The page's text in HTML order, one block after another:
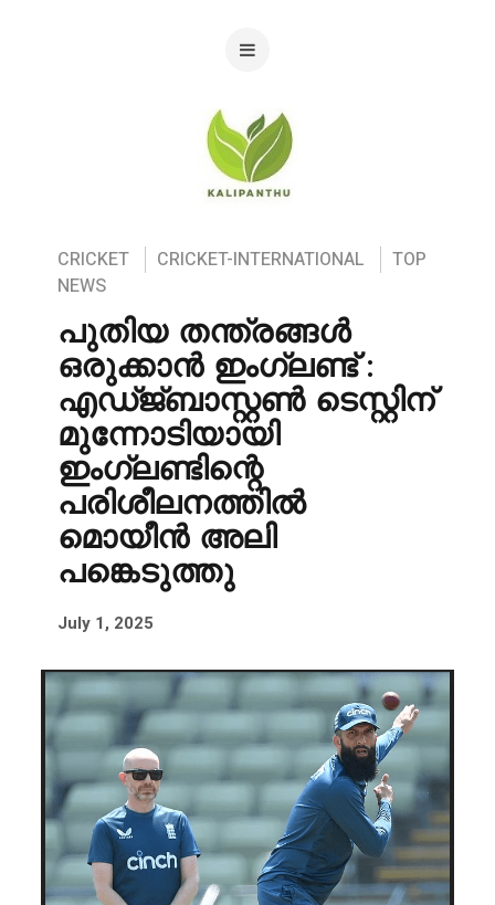
CRICKET CRICKET-INTERNATIONAL
TOP
NEWS
പുതിയ തന്ത്രങ്ങൾ
ഒരുക്കാൻ ഇംഗ്ലണ്ട് :
എഡ്ജ്ബാസ്റ്റൺ ടെസ്റ്റിന്
മുന്നോടിയായി
ഇംഗ്ലണ്ടിന്റെ
പരിശീലനത്തിൽ
മൊയീൻ അലി
പങ്കെടുത്തു
July 1, 2025